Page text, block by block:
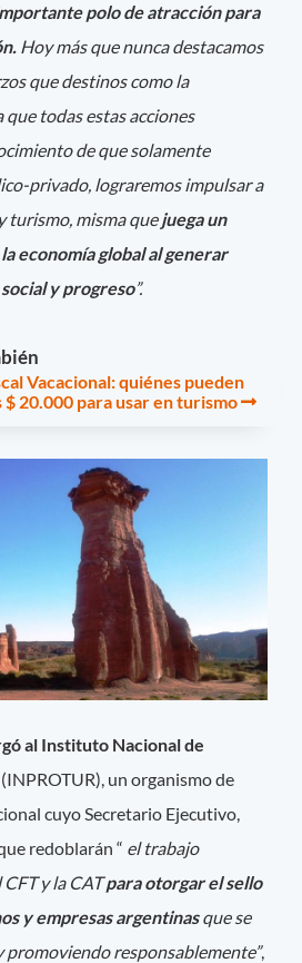
polo de atracción para
Hoy más que nunca destacamos
que destinos como la
todas estas acciones
de que solamente
privado, lograremos impulsar a
turismo, misma quejuega un
economía global al generar
y progreso”.
Vacacional: quiénes pueden
$ 20.000 para usar en turismo
al Instituto Nacional de
(INPROTUR), un organismo de
cuyo Secretario Ejecutivo,
redoblarán “ el trabajo
y la CATpara otorgar el sello
y empresas argentinasque se
promoviendo responsablemente”,